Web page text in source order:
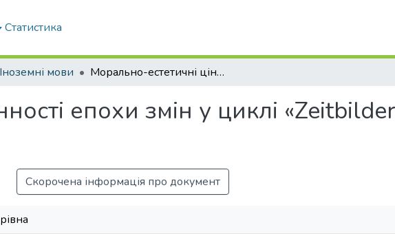
Статистика
мови Морально-естетичні цінності епохи змін у циклі «Zeitbilder» А. фон Дросте-Гюльсхоф
епохи змін у циклі
Скорочена інформація про документ